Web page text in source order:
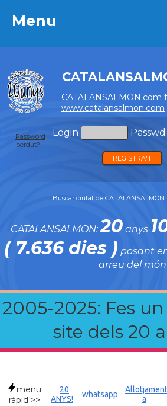
Menu
www.catalansalmon.com
Login Passwd
Password
perdut?
REGISTRA'T
Buscar ciutat de CATALANSALMON:
CATALANSALMON:20anys
( 7.636 dies ) posant
arreu del món
2005-2025: Fes
site dels 20
Menu
menu
ràpid >>
20
ANYS!
whatsapp
Allotjament
a